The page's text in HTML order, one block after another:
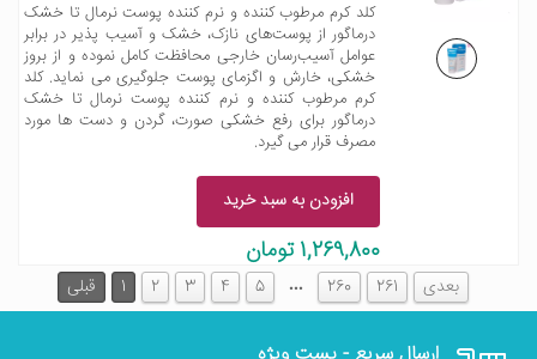
کلد کرم مرطوب کننده و نرم کننده پوست نرمال تا خشک
درماگور از پوست‌های نازک، خشک و آسیب پذیر در برابر
عوامل آسیب‌رسان خارجی محافظت کامل نموده و از بروز
خشکی، خارش و اگزمای پوست جلوگیری می نماید. کلد
کرم مرطوب کننده و نرم کننده پوست نرمال تا خشک
درماگور برای رفع خشکی صورت، گردن و دست ها مورد
مصرف قرار می گیرد.
افزودن به سبد خرید
1,269,800 تومان
قبلی 1 2 3 4 5 … 260 261 بعدی